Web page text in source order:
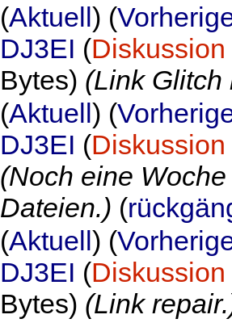
(Aktuell) (
DJ3EI (Diskussion
Bytes) (Link Glitch
(Aktuell) (
DJ3EI (Diskussion
(Noch eine
Dateien.) (
(Aktuell) (
DJ3EI (Diskussion
Bytes) (Link